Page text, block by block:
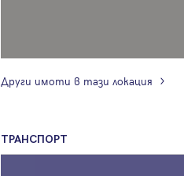
Други имоти в тази локация
ТРАНСПОРТ